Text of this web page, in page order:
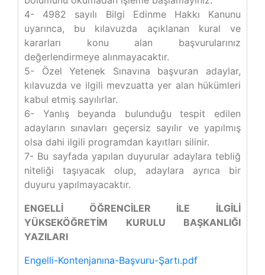
4- 4982 sayılı Bilgi Edinme Hakkı Kanunu
uyarınca, bu kılavuzda açıklanan kural ve
kararları konu alan başvurularınız
değerlendirmeye alınmayacaktır.
5- Özel Yetenek Sınavına başvuran adaylar,
kılavuzda ve ilgili mevzuatta yer alan hükümleri
kabul etmiş sayılırlar.
6- Yanlış beyanda bulunduğu tespit edilen
adayların sınavları geçersiz sayılır ve yapılmış
olsa dahi ilgili programdan kayıtları silinir.
7- Bu sayfada yapılan duyurular adaylara tebliğ
niteliği taşıyacak olup, adaylara ayrıca bir
duyuru yapılmayacaktır.
ENGELLİ ÖĞRENCİLER İLE İLGİLİ
YÜKSEKÖĞRETİM KURULU BAŞKANLIĞI
YAZILARI
Engelli-Kontenjanına-Başvuru-Şartı.pdf